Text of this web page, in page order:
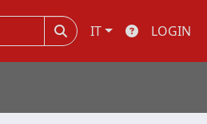
IT LOGIN